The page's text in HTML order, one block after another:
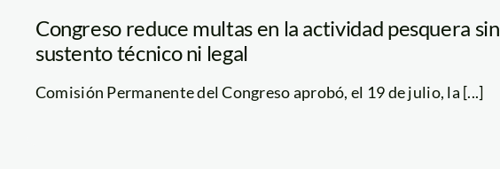
Congreso reduce multas en la actividad pesquera sin
sustento técnico ni legal
Comisión Permanente del Congreso aprobó, el 19 de julio, la [...]